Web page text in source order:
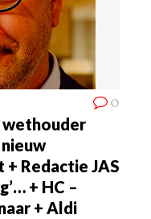
0
wethouder
Redactie JAS
+ HC –
+ Aldi